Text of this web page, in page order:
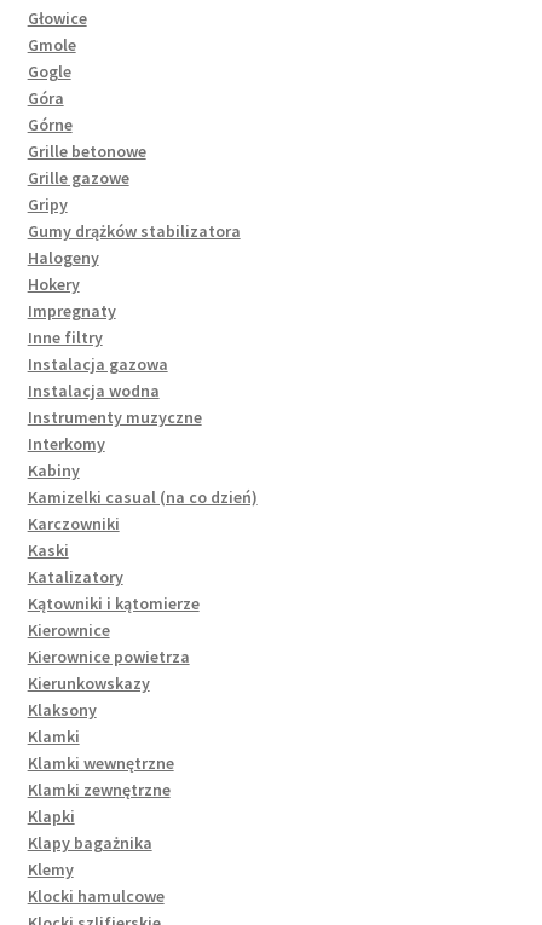
Głowice
Gmole
Gogle
Góra
Górne
Grille betonowe
Grille gazowe
Gripy
Gumy drążków stabilizatora
Halogeny
Hokery
Impregnaty
Inne filtry
Instalacja gazowa
Instalacja wodna
Instrumenty muzyczne
Interkomy
Kabiny
Kamizelki casual (na co dzień)
Karczowniki
Kaski
Katalizatory
Kątowniki i kątomierze
Kierownice
Kierownice powietrza
Kierunkowskazy
Klaksony
Klamki
Klamki wewnętrzne
Klamki zewnętrzne
Klapki
Klapy bagażnika
Klemy
Klocki hamulcowe